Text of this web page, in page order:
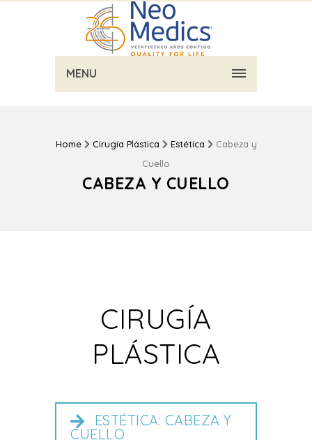
MENU
Home Cirugía Plástica Estética
Cabeza y
Cuello
CABEZA Y CUELLO
CIRUGÍA
PLÁSTICA
ESTÉTICA: CABEZA Y
CUELLO